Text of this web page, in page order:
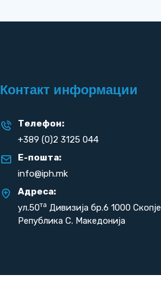
Контакт информации
Телефон:
+389 (0)2 3125 044
Е-пошта:
info@iph.mk
Адреса:
ул.50та Дивизија бр.6 1000 Скопје
Република С. Македонија